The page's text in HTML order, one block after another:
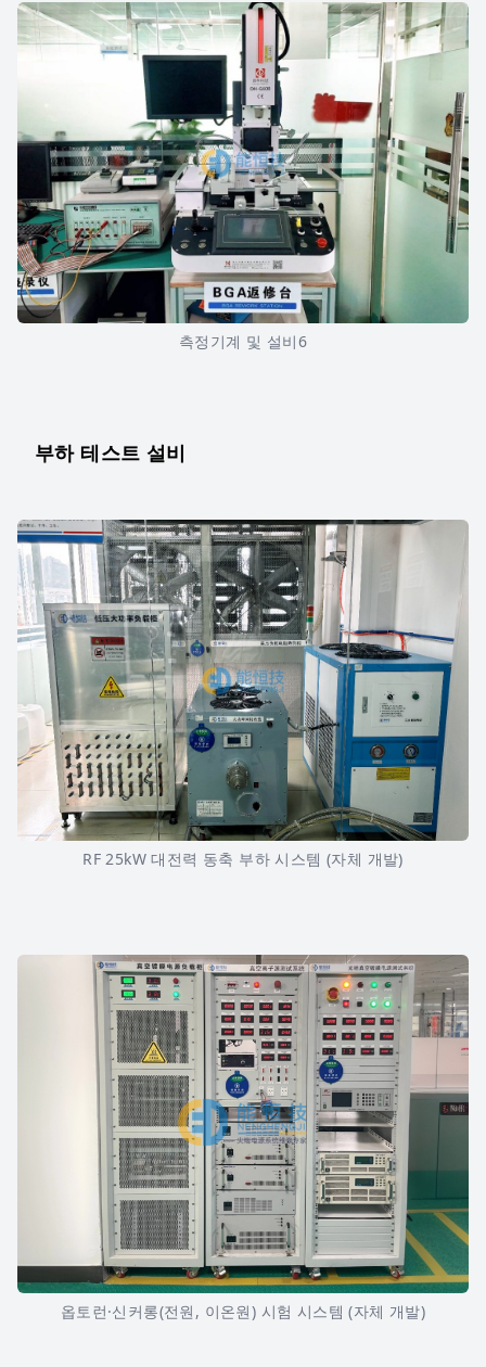
측정기계 및 설비6
부하 테스트 설비
RF 25kW 대전력 동축 부하 시스템 (자체 개발)
옵토런·신커롱(전원, 이온원) 시험 시스템 (자체 개발)